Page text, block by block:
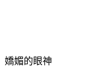
嬌媚的眼神